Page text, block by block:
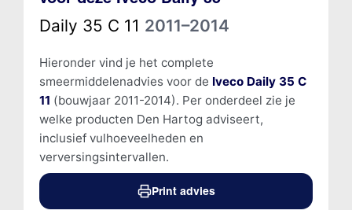
Daily 35 C 11 2011–2014
Hieronder vind je het complete
smeermiddelenadvies voor de Iveco Daily 35 C
11 (bouwjaar 2011-2014). Per onderdeel zie je
welke producten Den Hartog adviseert,
inclusief vulhoeveelheden en
verversingsintervallen.
Print advies